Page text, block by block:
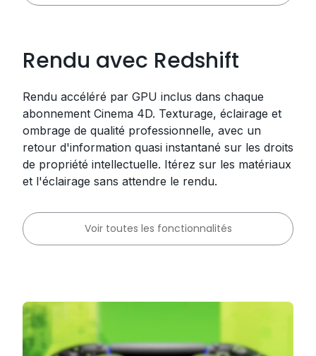
Rendu avec Redshift
Rendu accéléré par GPU inclus dans chaque
abonnement Cinema 4D. Texturage, éclairage et
ombrage de qualité professionnelle, avec un
retour d'information quasi instantané sur les droits
de propriété intellectuelle. Itérez sur les matériaux
et l'éclairage sans attendre le rendu.
Voir toutes les fonctionnalités